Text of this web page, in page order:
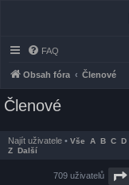
FAQ
Obsah fóra Členové
Členové
Najít uživatele • Vše A B C D
Z Další
709 uživatelů